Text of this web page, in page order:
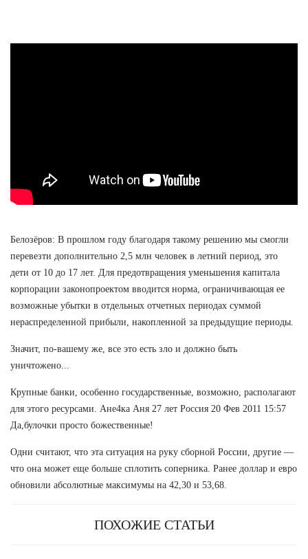
Белозёров: В прошлом году благодаря такому решению мы смогли
перевезти дополнительно 2,5 млн человек в летний период, это
дети от 10 до 17 лет. Для предотвращения уменьшения капитала
корпорации законопроектом вводится норма, ограничивающая ее
возможные убытки в отдельных отчетных периодах суммой
нераспределенной прибыли, накопленной за предыдущие периоды.
Значит, по-вашему же, все это есть зло и должно быть
уничтожено...
Крупные банки, особенно государственные, возможно, располагают
для этого ресурсами. Ане4ка Аня 27 лет Россия 20 Фев 2011 15:57
Да,булочки просто божественные!
Одни считают, что эта ситуация на руку сборной России, другие —
что она может еще больше сплотить соперника. Ранее доллар и евро
обновили абсолютные максимумы на 42,30 и 53,68.
ПОХОЖИЕ СТАТЬИ